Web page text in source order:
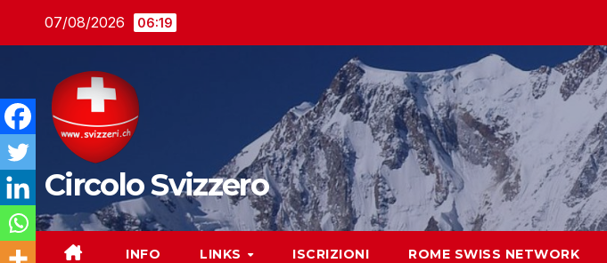
07/08/2026 06:19
Circolo Svizzero
INFO LINKS ISCRIZIONI ROME SWISS NETWORK